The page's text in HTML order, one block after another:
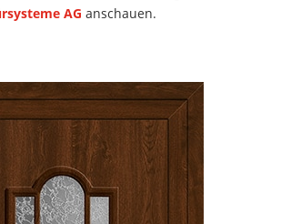
AG anschauen.